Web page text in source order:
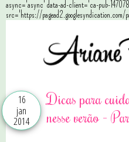
async='async' data-ad-client='ca-pub-
src='https://pagead2.googlesyndication.com/
16
jan
2014
Dicas para
nesse verão -